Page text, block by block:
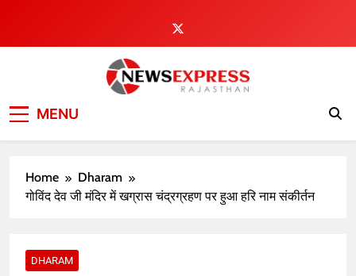
content
MENU
Home
Dharam
गोविंद देव जी मंदिर में खग्रास चंद्रग्रहण पर हुआ हरि नाम संकीर्तन
DHARAM